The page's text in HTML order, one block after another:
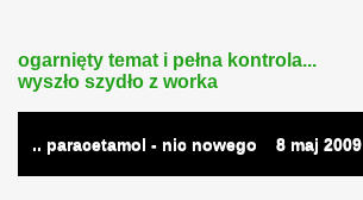
ogarnięty temat i pełna kontrola...
wyszło szydło z worka
.. paracetamol - nic nowego 8 maj 2009